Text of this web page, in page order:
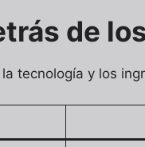
de
tecnología y los